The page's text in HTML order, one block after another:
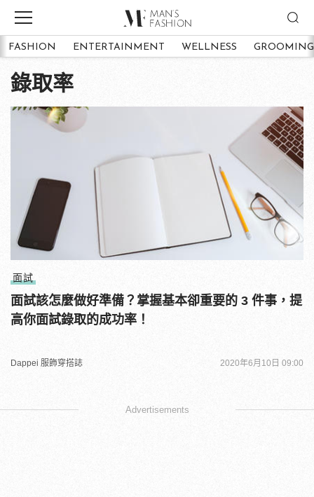
FASHION ENTERTAINMENT WELLNESS GROOMING
錄取率
面試
面試該怎麼做好準備？掌握基本卻重要的 3 件事，提
高你面試錄取的成功率！
Dappei 服飾穿搭誌 2020年6月10日 09:00
Advertisements